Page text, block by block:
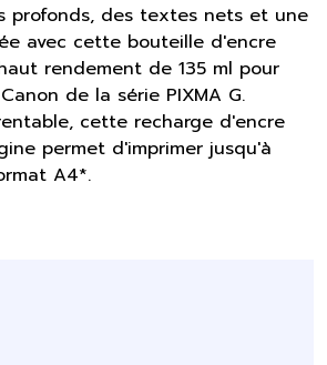
profonds, des textes nets et une
avec cette bouteille d'encre
rendement de 135 ml pour
de la série PIXMA G.
cette recharge d'encre
permet d'imprimer jusqu'à
A4*.